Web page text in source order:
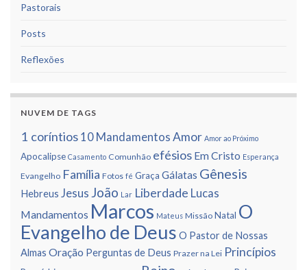
Pastorais
Posts
Reflexões
NUVEM DE TAGS
1 corí­ntios 10 Mandamentos Amor Amor ao Próximo
Apocalipse Casamento Comunhão efésios Em Cristo Esperança
Evangelho Famí­lia Fotos fé Graça Gálatas Gênesis
Hebreus Jesus João Lar Liberdade Lucas
Mandamentos Marcos Mateus Missão Natal O
Evangelho de Deus O Pastor de Nossas
Almas Oração Perguntas de Deus Prazer na Lei Princí­pios